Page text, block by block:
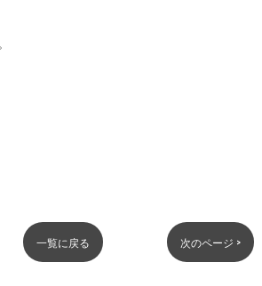
一覧に戻る 次のページ >